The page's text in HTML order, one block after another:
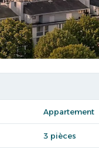
Appartement
3 pièces